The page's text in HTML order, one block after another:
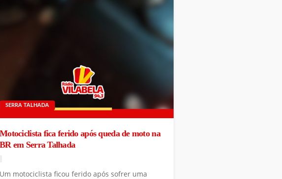
SERRA TALHADA
Motociclista fica ferido após queda de moto na
BR em Serra Talhada
Um motociclista ficou ferido após sofrer uma